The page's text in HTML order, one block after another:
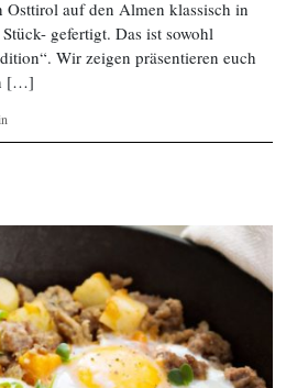
Osttirol auf den Almen klassisch in
gefertigt. Das ist sowohl
Wir zeigen präsentieren euch
[…]